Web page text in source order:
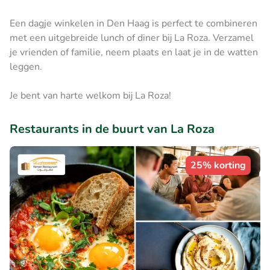
Een dagje winkelen in Den Haag is perfect te combineren
met een uitgebreide lunch of diner bij La Roza. Verzamel
je vrienden of familie, neem plaats en laat je in de watten
leggen.
Je bent van harte welkom bij La Roza!
Restaurants in de buurt van La Roza
25% korting